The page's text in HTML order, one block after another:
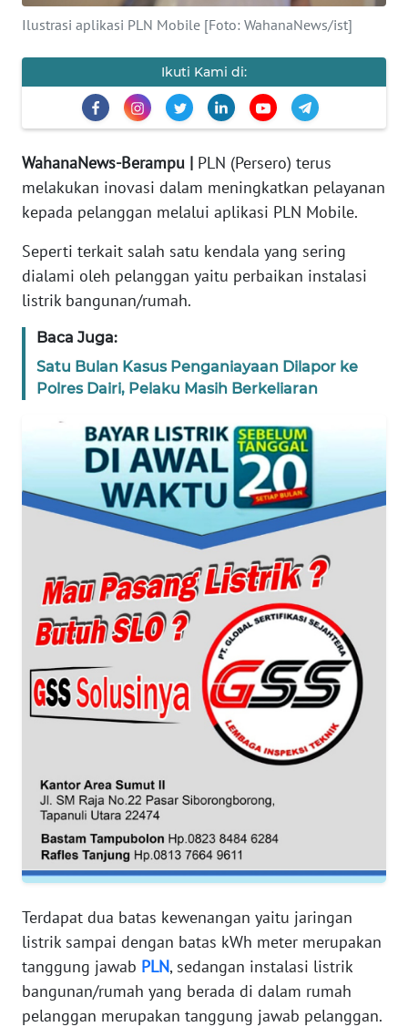
Ilustrasi aplikasi PLN Mobile [Foto: WahanaNews/ist]
Ikuti Kami di:
WahanaNews-Berampu | PLN (Persero) terus
melakukan inovasi dalam meningkatkan pelayanan
kepada pelanggan melalui aplikasi PLN Mobile.
Seperti terkait salah satu kendala yang sering
dialami oleh pelanggan yaitu perbaikan instalasi
listrik bangunan/rumah.
Baca Juga:
Satu Bulan Kasus Penganiayaan Dilapor ke
Polres Dairi, Pelaku Masih Berkeliaran
Terdapat dua batas kewenangan yaitu jaringan
listrik sampai dengan batas kWh meter merupakan
tanggung jawab PLN, sedangan instalasi listrik
bangunan/rumah yang berada di dalam rumah
pelanggan merupakan tanggung jawab pelanggan.
IKLAN
KAMI
PEDOMAN
MEDIA
SIBER
REDAKSI
KARIR
DISCLAIMER
Wahana
SUMUT
JAKARTA
WN
JABAR
WN
BANTEN
WN
KEPRI
PAPUA
PAPUA
BARAT